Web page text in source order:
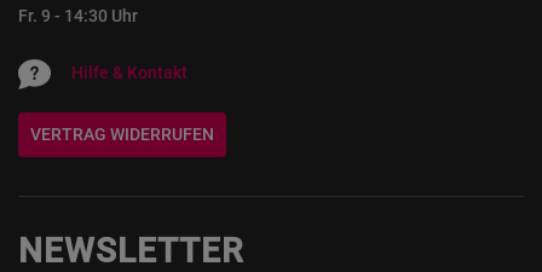
Fr. 9 - 14:30 Uhr
Hilfe & Kontakt
VERTRAG WIDERRUFEN
NEWSLETTER